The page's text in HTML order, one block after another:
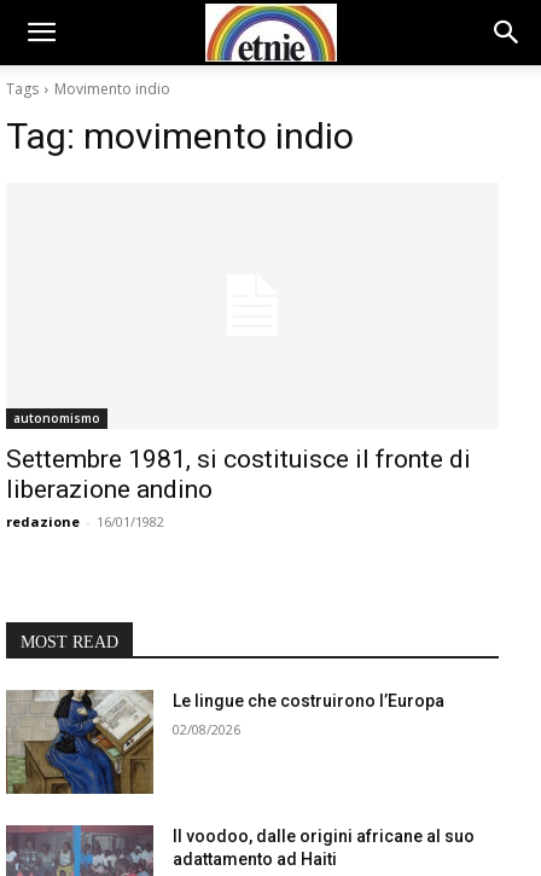
Tags Movimento indio
Tag: movimento indio
autonomismo
Settembre 1981, si costituisce il fronte di
liberazione andino
redazione - 16/01/1982
MOST READ
Le lingue che costruirono l’Europa
02/08/2026
Il voodoo, dalle origini africane al suo
adattamento ad Haiti